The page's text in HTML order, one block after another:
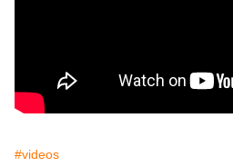
#videos